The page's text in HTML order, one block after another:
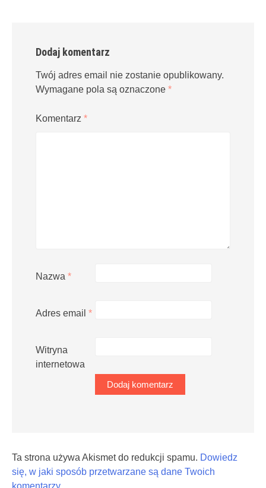
Dodaj komentarz
Twój adres email nie zostanie opublikowany.
Wymagane pola są oznaczone *
Komentarz *
Nazwa *
Adres email *
Witryna
internetowa
Ta strona używa Akismet do redukcji spamu. Dowiedz
się, w jaki sposób przetwarzane są dane Twoich
komentarzy.